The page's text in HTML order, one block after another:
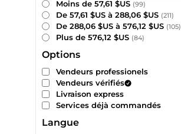
Moins de 57,61 $US (99)
De 57,61 $US à 288,06 $US (211)
De 288,06 $US à 576,12 $US (105)
Plus de 576,12 $US (84)
Options
Vendeurs professionels
Vendeurs vérifiés
Livraison express
Services déjà commandés
Langue